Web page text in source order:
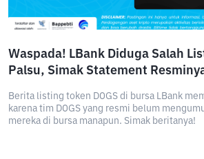
Waspada! LBank Diduga Salah
Palsu, Simak Statement
Berita listing token DOGS di bursa LBank
karena tim DOGS yang resmi belum
mereka di bursa manapun. Simak beritanya!